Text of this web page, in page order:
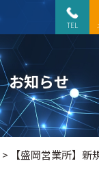
TEL
お知らせ
> 【盛岡営業所】